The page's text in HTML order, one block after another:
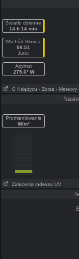
Światło dzienne
14 h 14 min
Wschód Słońca
06:51
Jutro
Azymut
275.6° W
O Księżycu - Zorza - Meteory
Promieniowanie
W/m²
Zalecenia indeksu UV